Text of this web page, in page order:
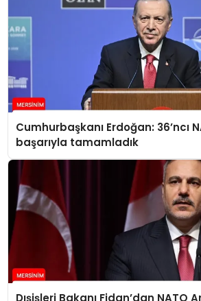
Cumhurbaşkanı Erdoğan: 36’ncı
başarıyla tamamladık
Dışişleri Bakanı Fidan’dan NATO